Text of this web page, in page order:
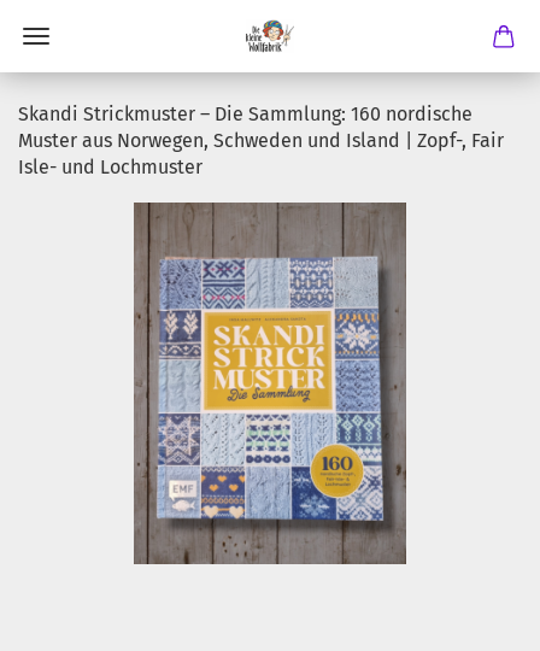
Skandi Strickmuster – Die Sammlung: 160 nordische
Muster aus Norwegen, Schweden und Island | Zopf-, Fair
Isle- und Lochmuster